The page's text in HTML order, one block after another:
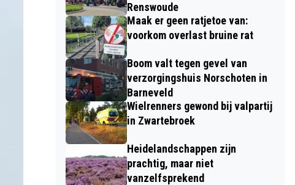
Renswoude
Maak er geen ratjetoe van:
voorkom overlast bruine rat
Boom valt tegen gevel van
verzorgingshuis Norschoten in
Barneveld
Wielrenners gewond bij valpartij
in Zwartebroek
Heidelandschappen zijn
prachtig, maar niet
vanzelfsprekend